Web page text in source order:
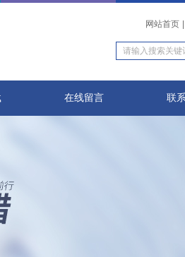
网站首页
在线留言 联